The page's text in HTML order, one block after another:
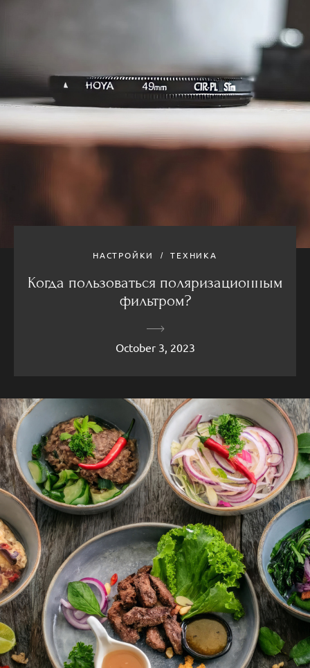
НАСТРОЙКИ ТЕХНИКА
Когда пользоваться поляризационным
фильтром?
October 3, 2023